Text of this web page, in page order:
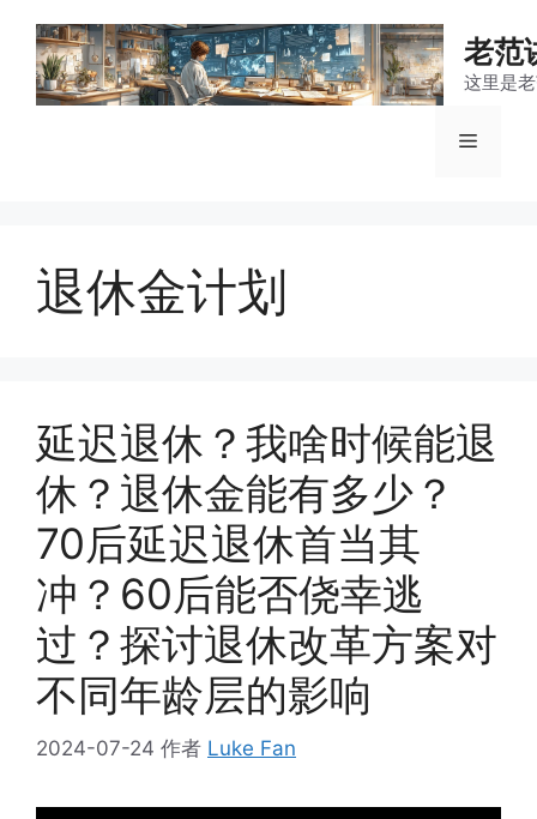
老范
这里是
菜
退休金计划
延迟退休？我啥时候能退
休？退休金能有多少？
70后延迟退休首当其
冲？60后能否侥幸逃
过？探讨退休改革方案对
不同年龄层的影响
2024-07-24 作者 Luke Fan